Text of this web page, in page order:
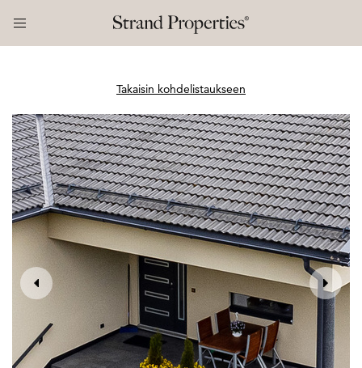
Takaisin kohdelistaukseen